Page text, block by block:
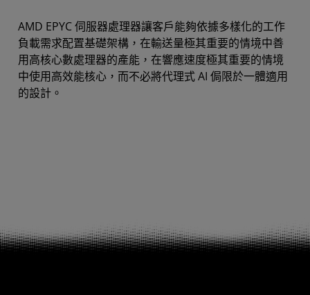
AMD EPYC 伺服器處理器讓客戶能夠依據多樣化的工作
負載需求配置基礎架構，在輸送量極其重要的情境中善
用高核心數處理器的產能，在響應速度極其重要的情境
中使用高效能核心，而不必將代理式 AI 侷限於一體適用
的設計。